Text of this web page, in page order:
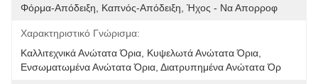
Φόρμα-Απόδειξη, Καπνός-Απόδειξη, Ήχος - Να Απορροφ
Χαρακτηριστικό Γνώρισμα:
Καλλιτεχνικά Ανώτατα Όρια, Κυψελωτά Ανώτατα Όρια,
Ενσωματωμένα Ανώτατα Όρια, Διατρυπημένα Ανώτατα Όρ